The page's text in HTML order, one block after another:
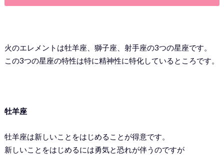
火のエレメントは牡羊座、獅子座、射手座の3つの星座です。
この3つの星座の特性は特に精神性に特化しているところです。
牡羊座
牡羊座は新しいことをはじめることが得意です。
新しいことをはじめるには勇気と恐れが伴うのですが